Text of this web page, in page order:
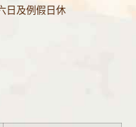
日及例假日休